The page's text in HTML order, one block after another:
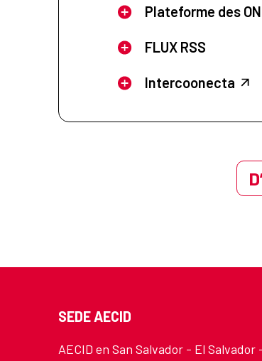
Plateforme des
FLUX RSS
Intercoonecta
SEDE AECID
AECID en San Salvador - El Salvador